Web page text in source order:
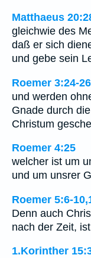
Matthaeus
gleichwie des
daß er sich
und gebe sein
Roemer 3:24-26
und werden
Gnade durch
Christum
Roemer 4:25
welcher ist um
und um unsrer
Roemer 5:6-
Denn auch
nach der Zeit,
1.Korinther